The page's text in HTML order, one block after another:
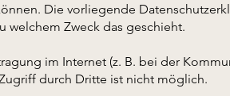
Die vorliegende
welchem Zweck das geschieht.
im Internet (z. B. bei der
durch Dritte ist nicht möglich.